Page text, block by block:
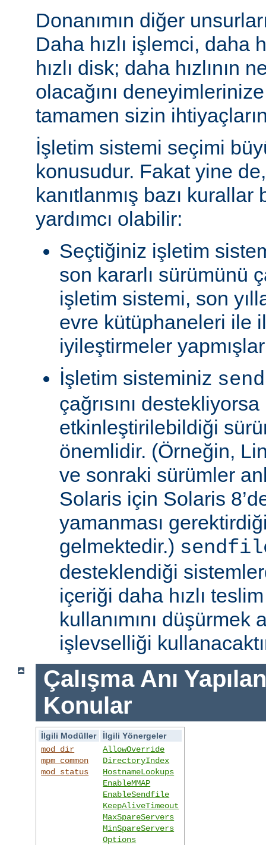
Donanımın diğer
Daha hızlı işlemci, daha
hızlı disk; daha hızlının
olacağını
tamamen sizin
İşletim sistemi seçimi
konusudur. Fakat yine de,
kanıtlanmış bazı
yardımcı olabilir:
Seçtiğiniz işletim
son kararlı sürümünü
işletim sistemi, son
evre kütüphaneleri ile
iyileştirmeler
İşletim sisteminiz
çağrısını
etkinleştirilebildiği
önemlidir. (Örneğin,
ve sonraki sürümler
Solaris için Solaris
yamanması
gelmektedir.)
desteklendiği
içeriği daha hızlı
kullanımını düşürmek
işlevselliği
Çalışma Anı
Konular
İlgili Modüller
İlgili Yönergeler
mod_dir
mpm_common
mod_status
AllowOverride
DirectoryIndex
HostnameLookups
EnableMMAP
EnableSendfile
KeepAliveTimeout
MaxSpareServers
MinSpareServers
Options